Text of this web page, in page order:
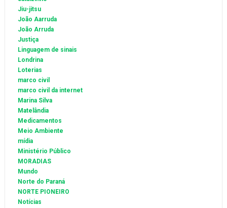
Jiu-jitsu
João Aarruda
João Arruda
Justiça
Linguagem de sinais
Londrina
Loterias
marco civil
marco civil da internet
Marina Silva
Matelândia
Medicamentos
Meio Ambiente
mídia
Ministério Público
MORADIAS
Mundo
Norte do Paraná
NORTE PIONEIRO
Notícias